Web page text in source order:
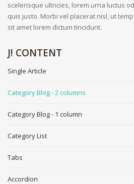
scelerisque ultricies, lorem urna luctus
quis justo. Morbi vel placerat nisl, ut
sit amet lorem dictum tincidunt.
J! CONTENT
Single Article
Category Blog - 2 columns
Category Blog - 1 column
Category List
Tabs
Accordion